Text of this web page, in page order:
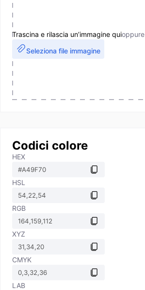
Trascina e rilascia un’immagine quioppure
Seleziona file immagine
Codici colore
HEX
HSL
RGB
XYZ
CMYK
LAB